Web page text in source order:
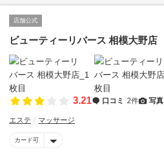
店舗公式
ビューティーリバース 相模大野店
3.21 口コミ 2件 写真
エステ マッサージ
カード可